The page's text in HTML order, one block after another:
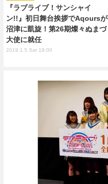
『ラブライブ！サンシャイ
ン!!』初日舞台挨拶でAqoursが
沼津に凱旋！第26期燦々ぬまづ
大使に就任
2019.1.5 Sat 19:00